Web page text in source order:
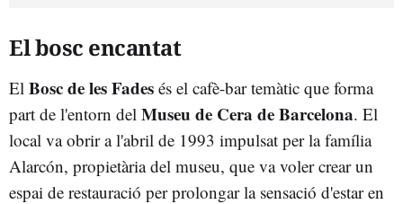
El bosc encantat
El Bosc de les Fades és el cafè-bar temàtic que forma
part de l'entorn del Museu de Cera de Barcelona. El
local va obrir a l'abril de 1993 impulsat per la família
Alarcón, propietària del museu, que va voler crear un
espai de restauració per prolongar la sensació d'estar en